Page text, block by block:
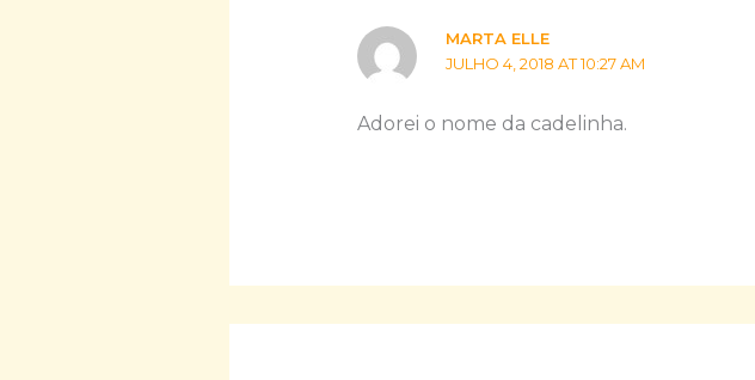
MARTA ELLE
JULHO 4, 2018 AT 10:27 AM
Adorei o nome da cadelinha.